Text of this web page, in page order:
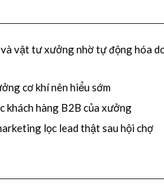
vật tư xưởng nhờ tự động hóa
cơ khí nên hiểu sớm
khách hàng B2B của xưởng
lọc lead thật sau hội chợ